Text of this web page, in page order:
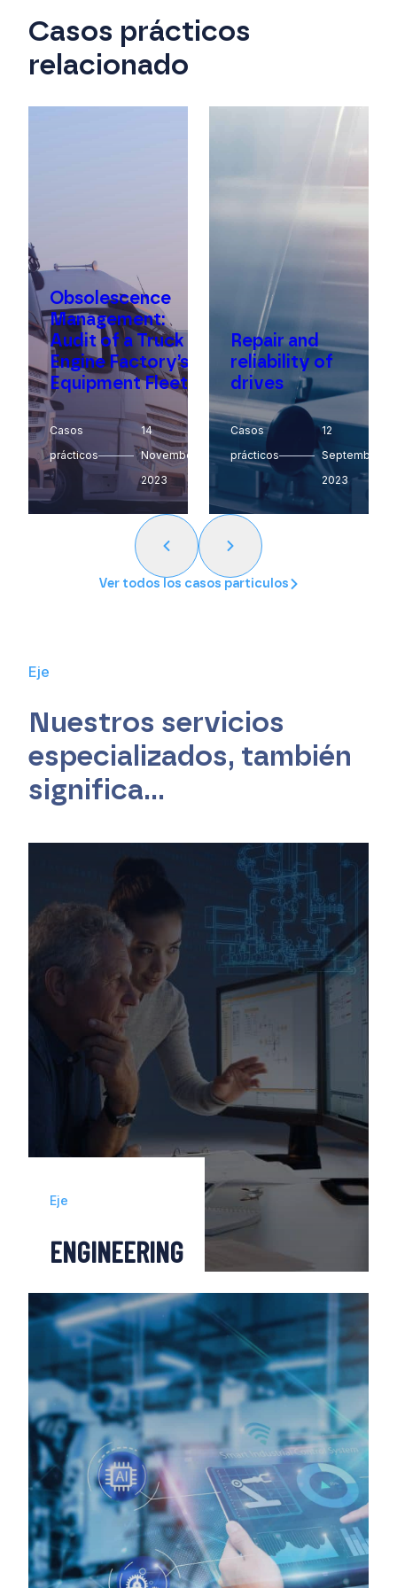
Casos prácticos
relacionado
Obsolescence
Management:
Audit of a Truck
Engine Factory’s
Equipment Fleet
Casos
prácticos
14
November
2023
Repair and
reliability of
drives
Casos
prácticos
12
September
2023
Ver todos los casos particulos
Eje
Nuestros servicios
especializados, también
significa…
Eje
ENGINEERING
Desde el diseño hasta la integración de
soluciones de Automatización-Robótica e
Ingeniería Digital, trabajamos para
transformar sus fábricas.